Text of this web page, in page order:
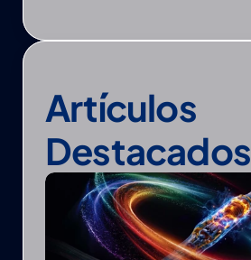
Artículos
Destacados